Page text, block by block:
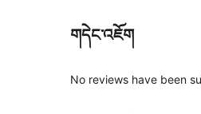
གདེང་འཇོག
No reviews have been